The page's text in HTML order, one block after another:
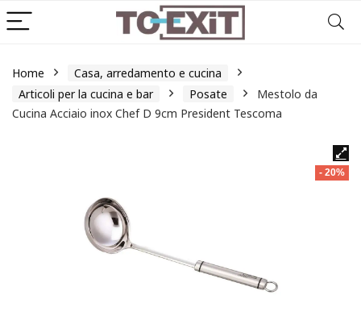
Home
Casa, arredamento e cucina
Articoli per la cucina e bar
Posate
Mestolo da
Cucina Acciaio inox Chef D 9cm President Tescoma
- 20%